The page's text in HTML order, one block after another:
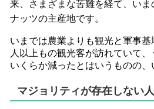
来、さまざまな苦難を経て、い
ナッツの主産地です。
いまでは農業よりも観光と軍事
人以上もの観光客が訪れていて
いくらか減ったとはいうものの
マジョリティが存在しない